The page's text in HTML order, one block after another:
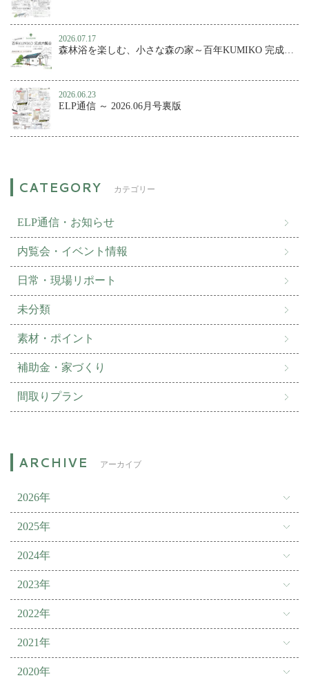
2026.07.17
2026.06.23
ELP通信 ～ 2026.06月号裏版
カテゴリー
ELP通信・お知らせ
内覧会・イベント情報
日常・現場リポート
未分類
素材・ポイント
補助金・家づくり
間取りプラン
アーカイブ
2026年
2025年
2024年
2023年
2022年
2021年
2020年